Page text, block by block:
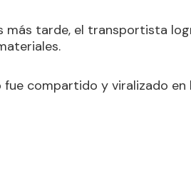
más tarde, el transportista
fue compartido y viralizado en